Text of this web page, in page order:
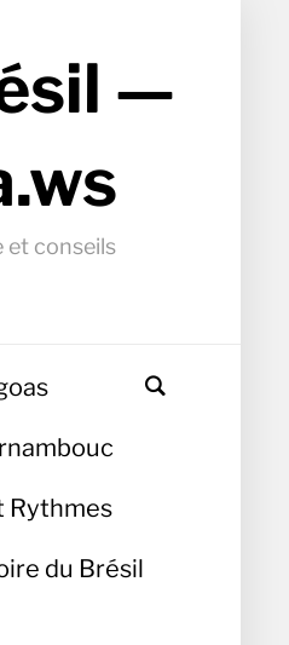
—
et conseils
Rythmes
du Brésil